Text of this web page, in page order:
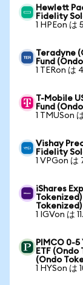
Hewlett
Fidelity
1 HPEon は
Teradyne
Fund
1 TERon は
T-Mobile
Fund
1 TMUSon
Vishay
Fidelity
1 VPGon は
iShares
Tokenized)
1 IGVon は
PIMCO 0-
ETF
(Ondo
1 HYSon は